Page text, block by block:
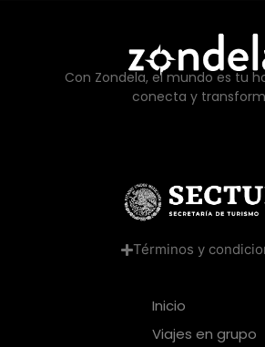
Con Zondela, el mundo es tu
conecta y
Términos y
Inicio
Viajes en grupo